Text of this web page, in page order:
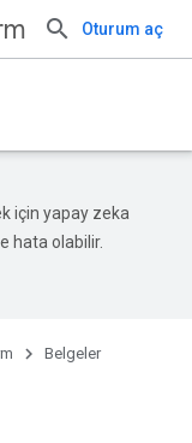
Oturum aç
için yapay zeka
hata olabilir.
Belgeler